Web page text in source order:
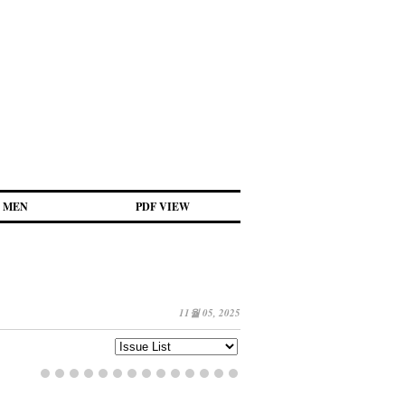
MEN PDF VIEW
11월 05, 2025